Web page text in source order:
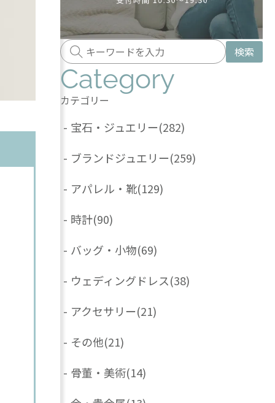
検索
Category
カテゴリー
- 宝石・ジュエリー(282)
- ブランドジュエリー(259)
- アパレル・靴(129)
- 時計(90)
- バッグ・小物(69)
- ウェディングドレス(38)
- アクセサリー(21)
- その他(21)
- 骨董・美術(14)